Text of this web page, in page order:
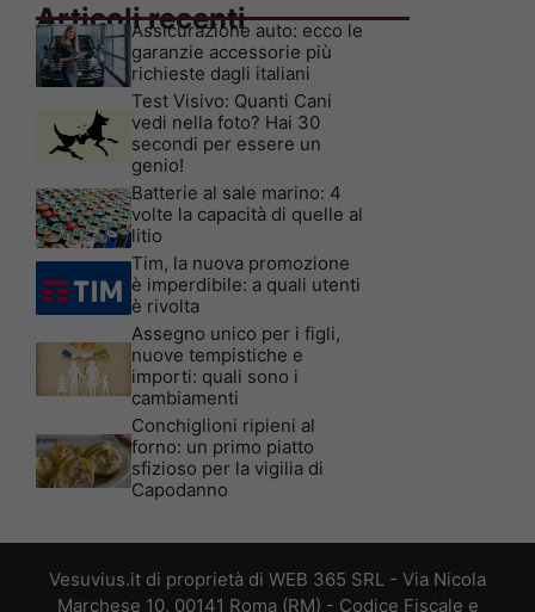
Articoli recenti
Assicurazione auto: ecco le
garanzie accessorie più
richieste dagli italiani
Test Visivo: Quanti Cani
vedi nella foto? Hai 30
secondi per essere un
genio!
Batterie al sale marino: 4
volte la capacità di quelle al
litio
Tim, la nuova promozione
è imperdibile: a quali utenti
è rivolta
Assegno unico per i figli,
nuove tempistiche e
importi: quali sono i
cambiamenti
Conchiglioni ripieni al
forno: un primo piatto
sfizioso per la vigilia di
Capodanno
Vesuvius.it di proprietà di WEB 365 SRL - Via Nicola
Marchese 10, 00141 Roma (RM) - Codice Fiscale e